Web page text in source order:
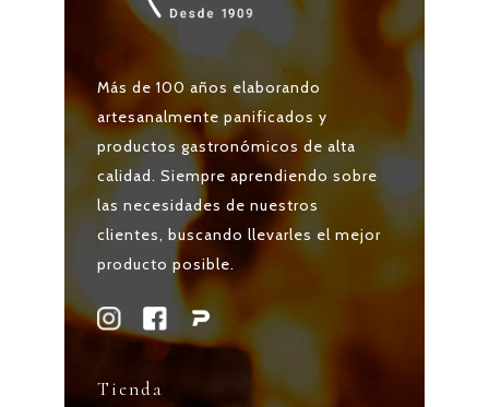
Más de 100 años elaborando
artesanalmente panificados y
productos gastronómicos de alta
calidad. Siempre aprendiendo sobre
las necesidades de nuestros
clientes, buscando llevarles el mejor
producto posible.
Tienda